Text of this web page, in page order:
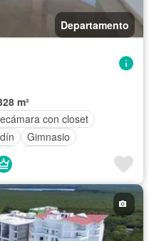
Departamento
m²
con closet
Gimnasio
Cuarto de servicio